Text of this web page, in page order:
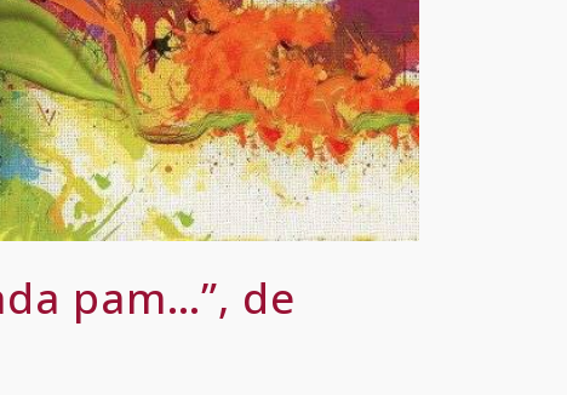
pam…”, de